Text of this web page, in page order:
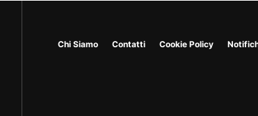
Chi Siamo Contatti Cookie Policy